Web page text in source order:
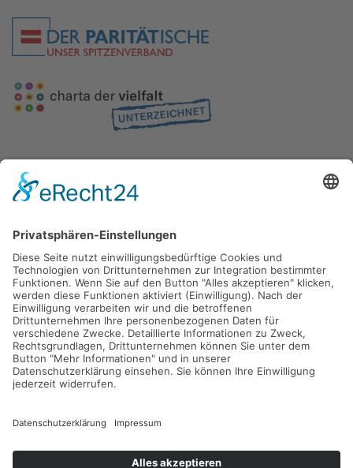
Gefördert durch die
Freie und Hansestadt Hamburg
SUCHT.HAMBURG gGmbH